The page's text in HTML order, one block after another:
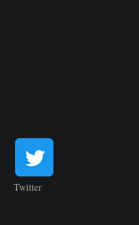
Twitter